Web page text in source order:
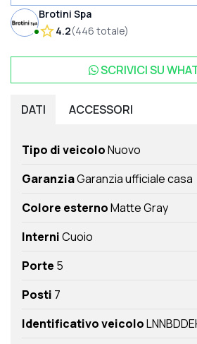
Brotini Spa
4.2(446 totale)
SCRIVICI SU
DATI ACCESSORI
Tipo di veicoloNuovo
GaranziaGaranzia ufficiale casa
Colore esternoMatte Gray
InterniCuoio
Porte 5
Posti 7
Identificativo veicolo